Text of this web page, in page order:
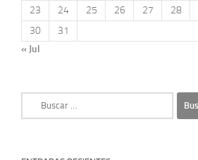
23
24 25 26 27 28
30
31
« Jul